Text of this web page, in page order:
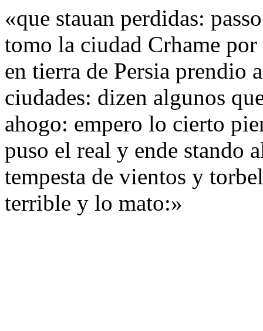
«que stauan perdidas:
tomo la ciudad Crhame por
en tierra de Persia prendio
ciudades: dizen algunos
ahogo: empero lo cierto
puso el real y ende stando
tempesta de vientos y
terrible y lo mato:»